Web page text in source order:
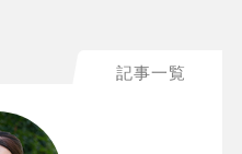
記事一覧